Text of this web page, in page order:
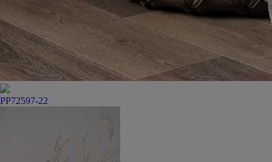
PP72597-22